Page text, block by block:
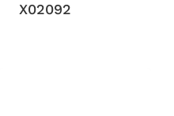
X02092